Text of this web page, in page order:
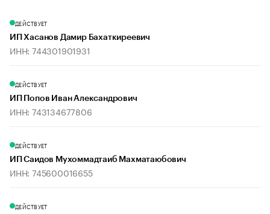
ДЕЙСТВУЕТ
ИП Хасанов Дамир Бахаткиреевич
ИНН: 744301901931
ДЕЙСТВУЕТ
ИП Попов Иван Александрович
ИНН: 743134677806
ДЕЙСТВУЕТ
ИП Саидов Мухоммадтаиб Махматаюбович
ИНН: 745600016655
ДЕЙСТВУЕТ